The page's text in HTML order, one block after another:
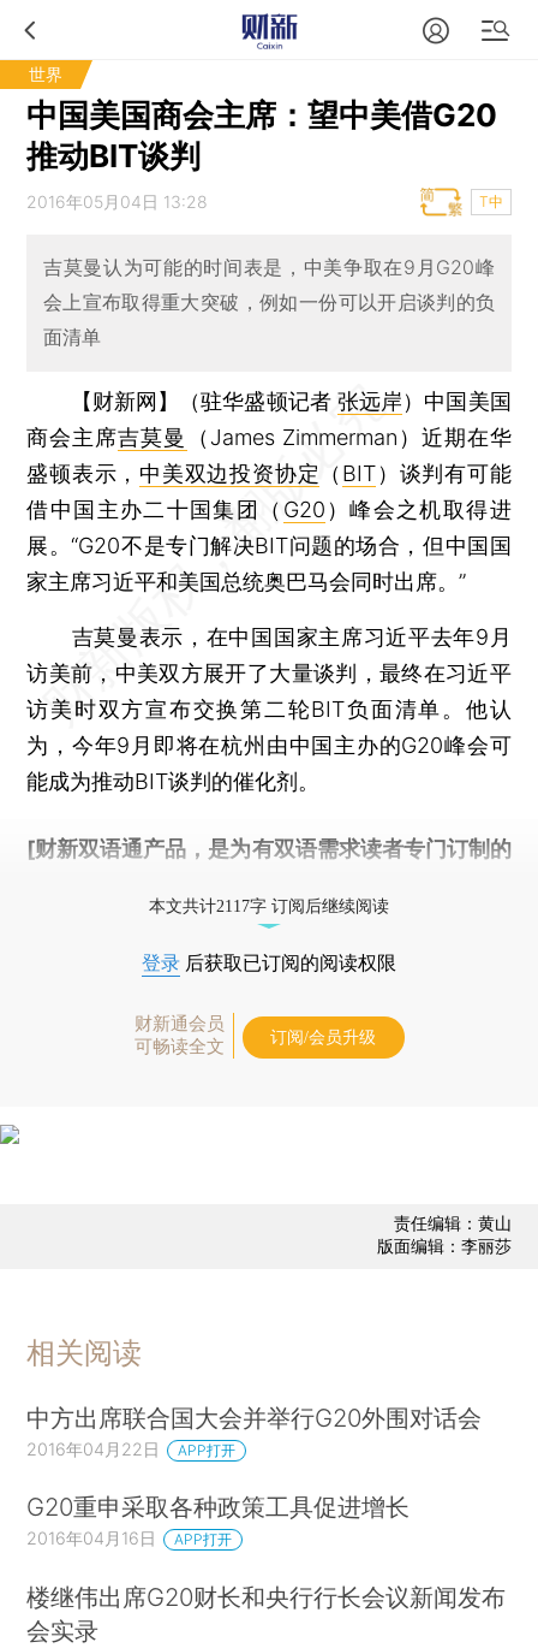
世界
中国美国商会主席：望中美借G20
推动BIT谈判
2016年05月04日 13:28 T中
吉莫曼认为可能的时间表是，中美争取在9月G20峰
会上宣布取得重大突破，例如一份可以开启谈判的负
面清单
【财新网】（驻华盛顿记者 张远岸） 中国美国
商会主席吉莫曼
（James Zimmerman）近期在华
盛顿表示， 中美双边投资协定 （ BIT）谈判有可能
借中国主办二十国集团（ G20 ）峰会之机取得进
展。“G20不是专门解决BIT问题的场合，但中国国
家主席习近平和美国总统奥巴马会同时出席。”
吉莫曼表示，在中国国家主席习近平去年9月
访美前，中美双方展开了大量谈判，最终在习近平
访美时双方宣布交换第二轮BIT负面清单。他认
为，今年9月即将在杭州由中国主办的G20峰会可
能成为推动BIT谈判的催化剂。
[财新双语通产品，是为有双语需求读者专门订制的
本文共计2117字 订阅后继续阅读
登录 后获取已订阅的阅读权限
财新通会员
可畅读全文
订阅/会员升级
责任编辑：黄山
版面编辑：李丽莎
相关阅读
中方出席联合国大会并举行G20外围对话会
2016年04月22日 APP打开
G20重申采取各种政策工具促进增长
2016年04月16日 APP打开
楼继伟出席G20财长和央行行长会议新闻发布
会实录